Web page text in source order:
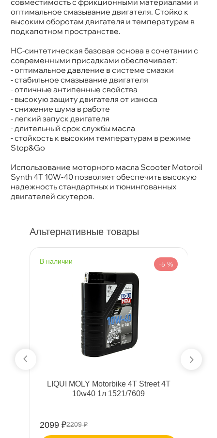
оптимальное смазывание двигателя. Стойко к
ысоким оборотам двигателя и температурам
подкапотном пространстве.
НС-синтетическая базовая основа в сочетании с
современными присадками обеспечивает:
- оптимальное давление в системе смазки
- стабильное смазывание двигателя
- отличные антипенные свойства
- высокую защиту двигателя от износа
- снижение шума в работе
- легкий запуск двигателя
- длительный срок службы масла
- стойкость к высоким температурам в режиме
Stop&Go
Использование моторного масла Scooter Motoroil
Synth 4T 10W-40 позволяет обеспечить высокую
надежность стандартных и тюнингованных
двигателей скутеров.
Альтернативные товары
наличии -5 %
LIQUI MOLY Motorbike 4T Street 4T
10w40 1л 1521/7609
2099 ₽2209 ₽